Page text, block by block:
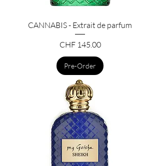
CANNABIS - Extrait de parfum
Price
CHF 145.00
Pre-Order